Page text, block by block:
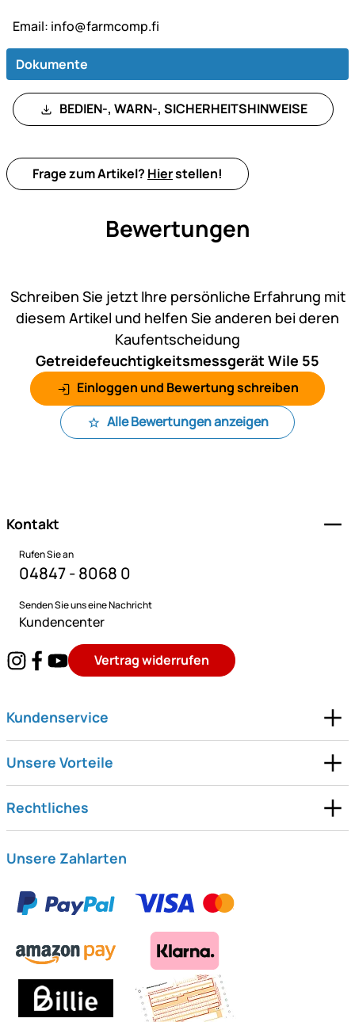
Email: info@farmcomp.fi
Dokumente
BEDIEN-, WARN-, SICHERHEITSHINWEISE
Frage zum Artikel? Hierstellen!
Bewertungen
Schreiben Sie jetzt Ihre persönliche Erfahrung mit
diesem Artikel und helfen Sie anderen bei deren
Kaufentscheidung
Getreidefeuchtigkeitsmessgerät Wile 55
Einloggen und Bewertung schreiben
Alle Bewertungen anzeigen
Kontakt
Rufen Sie an
04847 - 8068 0
Senden Sie uns eine Nachricht
Kundencenter
Vertrag widerrufen
Kundenservice
Unsere Vorteile
Rechtliches
Unsere Zahlarten